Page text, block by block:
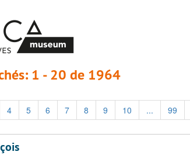
1 - 20 de 1964
4 5 6 7 8 9 10 ... 99